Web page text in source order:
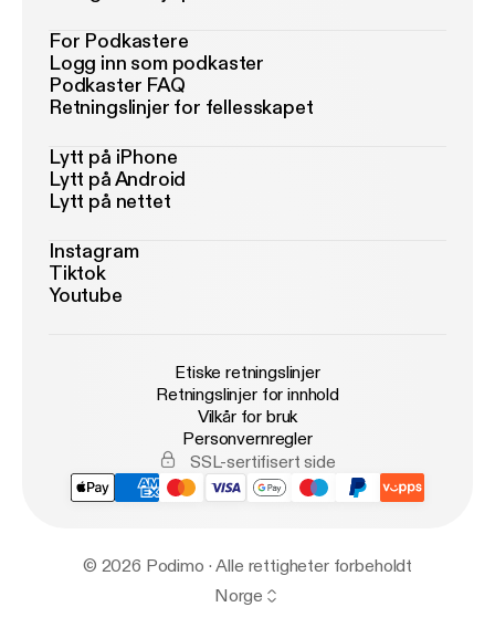
For Podkastere
Logg inn som podkaster
Podkaster FAQ
Retningslinjer for fellesskapet
Lytt på iPhone
Lytt på Android
Lytt på nettet
Instagram
Tiktok
Youtube
Etiske retningslinjer
Retningslinjer for innhold
Vilkår for bruk
Personvernregler
SSL-sertifisert side
© 2026 Podimo · Alle rettigheter forbeholdt
Norge